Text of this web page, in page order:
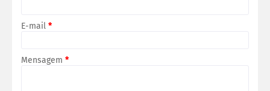
E-mail *
Mensagem *